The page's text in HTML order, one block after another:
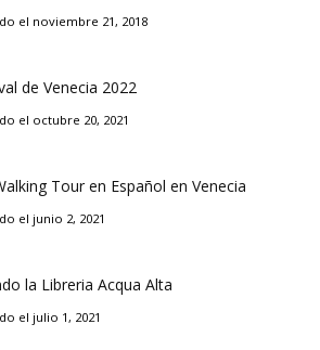
el noviembre 21, 2018
de Venecia 2022
el octubre 20, 2021
Tour en Español en Venecia
el junio 2, 2021
la Libreria Acqua Alta
el julio 1, 2021